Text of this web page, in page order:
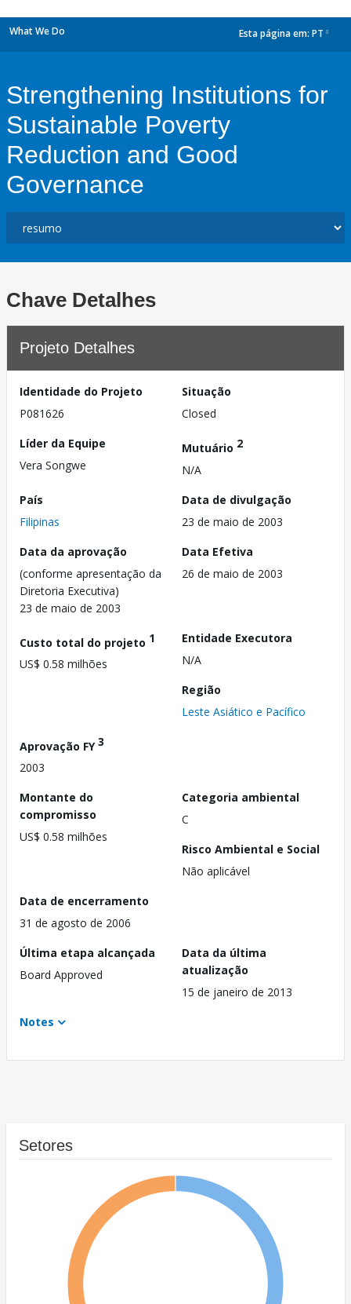
What We Do Esta página em: PT
Strengthening Institutions for
Sustainable Poverty
Reduction and Good
Governance
Chave Detalhes
Projeto Detalhes
Identidade do Projeto
P081626
Situação
Closed
Líder da Equipe
Vera Songwe
Mutuário 2
N/A
País
Filipinas
Data de divulgação
23 de maio de 2003
Data da aprovação
(conforme apresentação da
Diretoria Executiva)
23 de maio de 2003
Data Efetiva
26 de maio de 2003
Custo total do projeto 1
US$ 0.58 milhões
Entidade Executora
N/A
Região
Leste Asiático e Pacífico
Aprovação FY3
2003
Montante do
compromisso
US$ 0.58 milhões
Categoria ambiental
C
Risco Ambiental e Social
Não aplicável
Data de encerramento
31 de agosto de 2006
Última etapa alcançada
Board Approved
Data da última
atualização
15 de janeiro de 2013
Notes
Setores